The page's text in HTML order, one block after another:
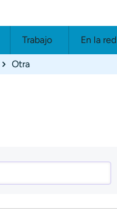
Trabajo En la red
Otra